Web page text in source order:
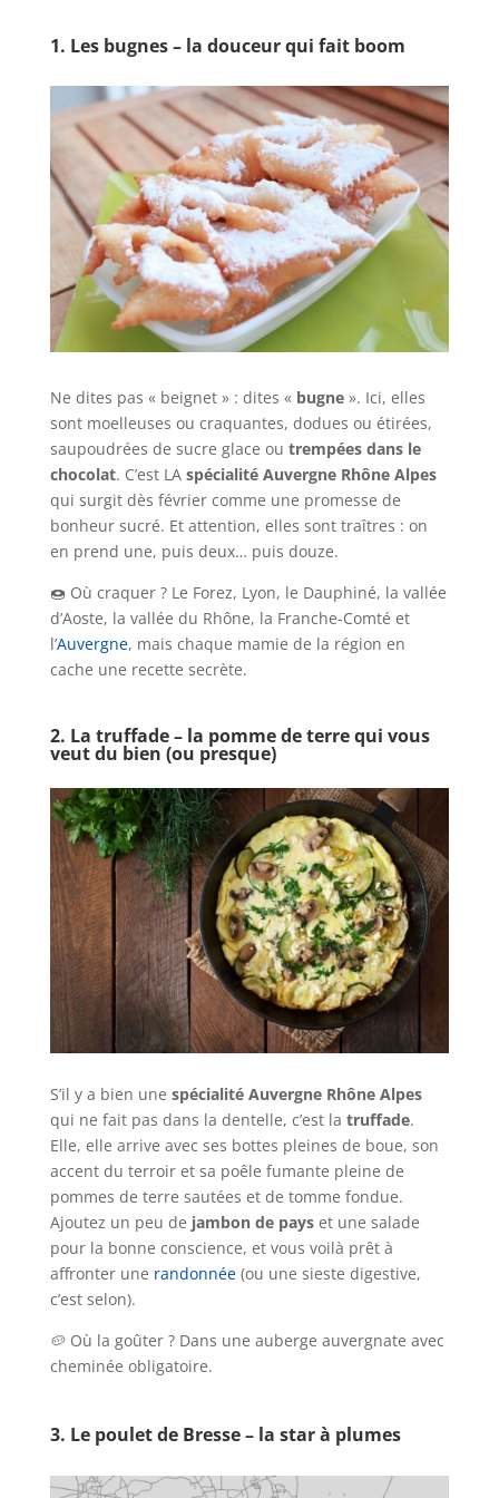
1. Les bugnes – la douceur qui fait boom
Ne dites pas « beignet » : dites « bugne ». Ici, elles
sont moelleuses ou craquantes, dodues ou étirées,
saupoudrées de sucre glace ou trempées dans le
chocolat. C’est LA spécialité Auvergne Rhône Alpes
qui surgit dès février comme une promesse de
bonheur sucré. Et attention, elles sont traîtres : on
en prend une, puis deux… puis douze.
🍩 Où craquer ? Le Forez, Lyon, le Dauphiné, la vallée
d’Aoste, la vallée du Rhône, la Franche-Comté et
l’Auvergne, mais chaque mamie de la région en
cache une recette secrète.
2. La truffade – la pomme de terre qui vous
veut du bien (ou presque)
S’il y a bien une spécialité Auvergne Rhône Alpes
qui ne fait pas dans la dentelle, c’est la truffade.
Elle, elle arrive avec ses bottes pleines de boue, son
accent du terroir et sa poêle fumante pleine de
pommes de terre sautées et de tomme fondue.
Ajoutez un peu de jambon de payset une salade
pour la bonne conscience, et vous voilà prêt à
affronter une randonnée (ou une sieste digestive,
c’est selon).
🥔 Où la goûter ? Dans une auberge auvergnate avec
cheminée obligatoire.
3. Le poulet de Bresse – la star à plumes